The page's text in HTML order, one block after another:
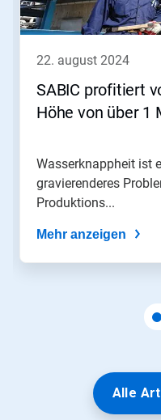
Schaltflächen
Weiter
und
navigieren,
Folien-
Punkten
22. august 2024
SABIC profitiert
Höhe von über 1
Wasserknappheit ist
gravierenderes
Produktions...
Mehr anzeigen
Alle